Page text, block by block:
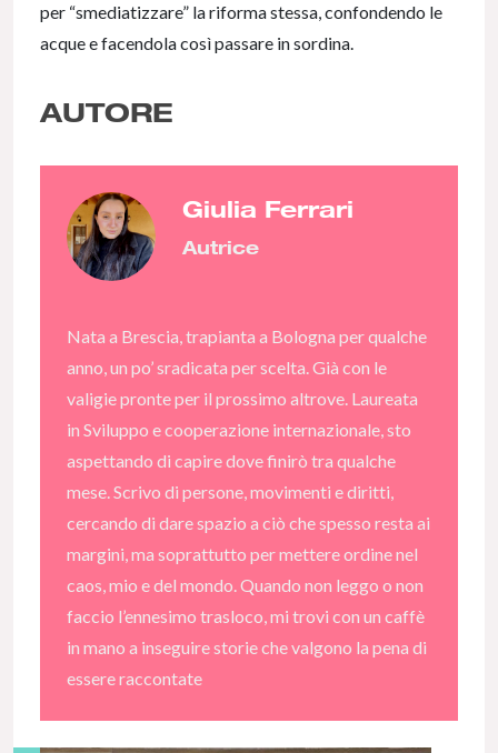
per “smediatizzare” la riforma stessa, confondendo le
acque e facendola così passare in sordina.
AUTORE
Giulia Ferrari
Autrice
Nata a Brescia, trapianta a Bologna per qualche
anno, un po’ sradicata per scelta. Già con le
valigie pronte per il prossimo altrove. Laureata
in Sviluppo e cooperazione internazionale, sto
aspettando di capire dove finirò tra qualche
mese. Scrivo di persone, movimenti e diritti,
cercando di dare spazio a ciò che spesso resta ai
margini, ma soprattutto per mettere ordine nel
caos, mio e del mondo. Quando non leggo o non
faccio l’ennesimo trasloco, mi trovi con un caffè
in mano a inseguire storie che valgono la pena di
essere raccontate